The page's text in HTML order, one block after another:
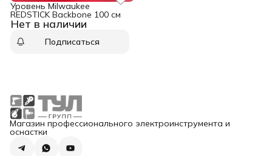
Нет в наличии
Уровень Milwaukee
REDSTICK Backbone 100 см
Подписаться
Магазин профессионального электроинструмента и
оснастки